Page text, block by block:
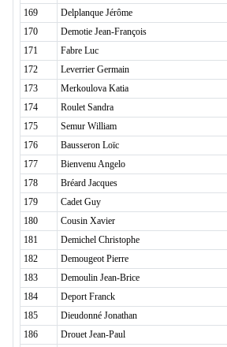
169
Delplanque Jérôme
170
Demotie Jean-François
171
Fabre Luc
172
Leverrier Germain
173
Merkoulova Katia
174
Roulet Sandra
175
Semur William
176
Bausseron Loïc
177
Bienvenu Angelo
178
Bréard Jacques
179
Cadet Guy
180
Cousin Xavier
181
Demichel Christophe
182
Demougeot Pierre
183
Demoulin Jean-Brice
184
Deport Franck
185
Dieudonné Jonathan
186
Drouet Jean-Paul